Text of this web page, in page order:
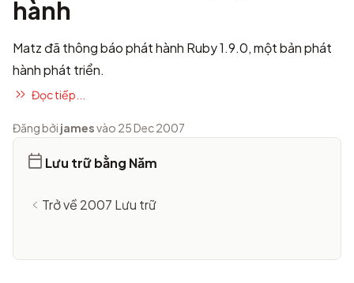
hành
Matz đã thông báo phát hành Ruby 1.9.0, một bản phát
hành phát triển.
Đọc tiếp...
Đăng bởi jamesvào 25 Dec 2007
Lưu trữ bằng Năm
Trở về 2007 Lưu trữ